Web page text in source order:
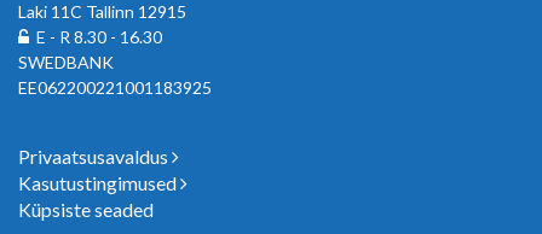
Laki 11C Tallinn 12915
E - R 8.30 - 16.30
SWEDBANK
EE062200221001183925
Privaatsusavaldus
Kasutustingimused
Küpsiste seaded